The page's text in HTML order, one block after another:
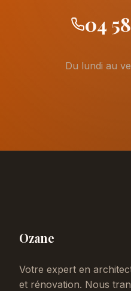
04
Du lundi au
Ozane
Votre expert en
et rénovation. Nous